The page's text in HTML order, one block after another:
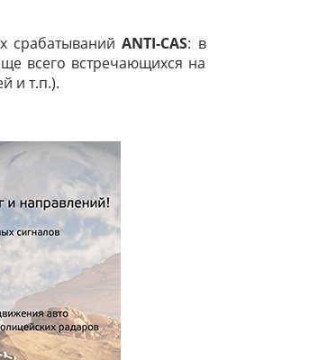
срабатыванийANTI-CAS: в
всего встречающихся на
и т.п.).